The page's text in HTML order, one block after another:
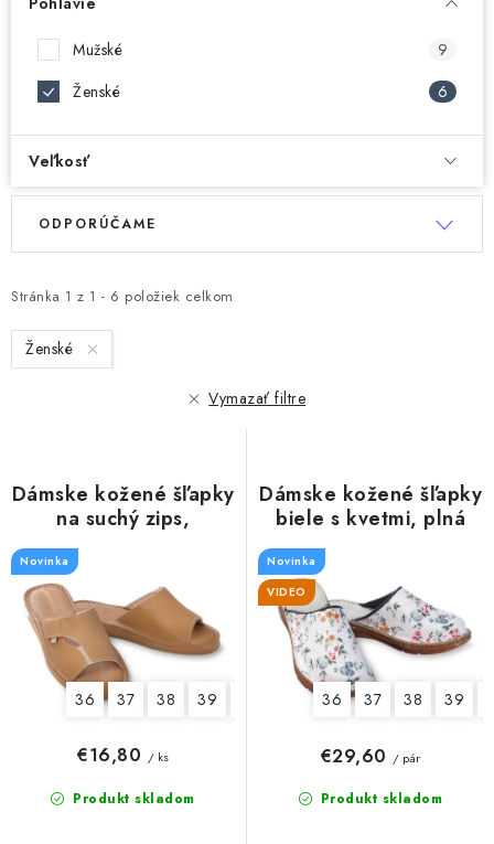
Mužské
9
Ženské
6
Veľkosť
ý
i
s
p
u
t
o
Stránka 1 z 1 - 6 položiek celkom
R
e
n
i
o
u
k
ODPORÚČAME
Ženské
Vymazať filtre
Dámske kožené šľapky
na suchý zips,
regulácia priehlavku
Novinka
36 37 38 39
Produkt skladom
€16,80 / ks
Dámske kožené šľapky
biele s kvetmi, plná
Novinka
VIDEO
36 37 38 39
Produkt skladom
€29,60 / pár